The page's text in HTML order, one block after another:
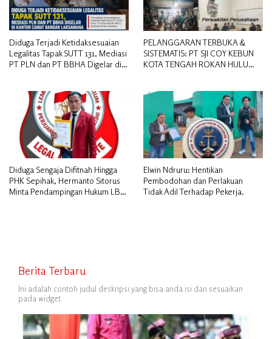
Diduga Terjadi Ketidaksesuaian
Legalitas Tapak SUTT 131, Mediasi
PT PLN dan PT BBHA Digelar di
PELANGGARAN TERBUKA &
SISTEMATIS: PT SJI COY KEBUN
KOTA TENGAH ROKAN HULU
Diduga Sengaja Difitnah Hingga
PHK Sepihak, Hermanto Sitorus
Minta Pendampingan Hukum LBH
Elwin Ndruru: Hentikan
Pembodohan dan Perlakuan
Tidak Adil Terhadap Pekerja.
Berita Terbaru
Ini adalah contoh judul deskripsi yang bisa anda isi dan sesuaikan
pada widget